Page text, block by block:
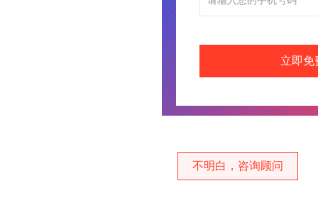
立即免
不明白，咨询顾问